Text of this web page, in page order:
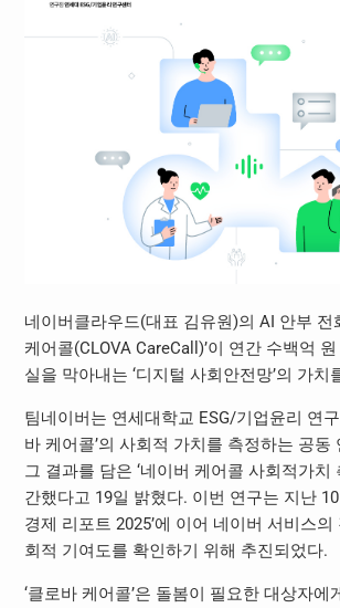
네이버클라우드(대표 김유원)의 AI 안부 전
케어콜(CLOVA CareCall)’이 연간 수백억
실을 막아내는 ‘디지털 사회안전망’의 가치
팀네이버는 연세대학교 ESG/기업윤리 연
바 케어콜’의 사회적 가치를 측정하는 공동
그 결과를 담은 ‘네이버 케어콜 사회적가치
간했다고 19일 밝혔다. 이번 연구는 지난
경제 리포트 2025’에 이어 네이버 서비스
회적 기여도를 확인하기 위해 추진되었다.
‘클로바 케어콜’은 돌봄이 필요한 대상자에